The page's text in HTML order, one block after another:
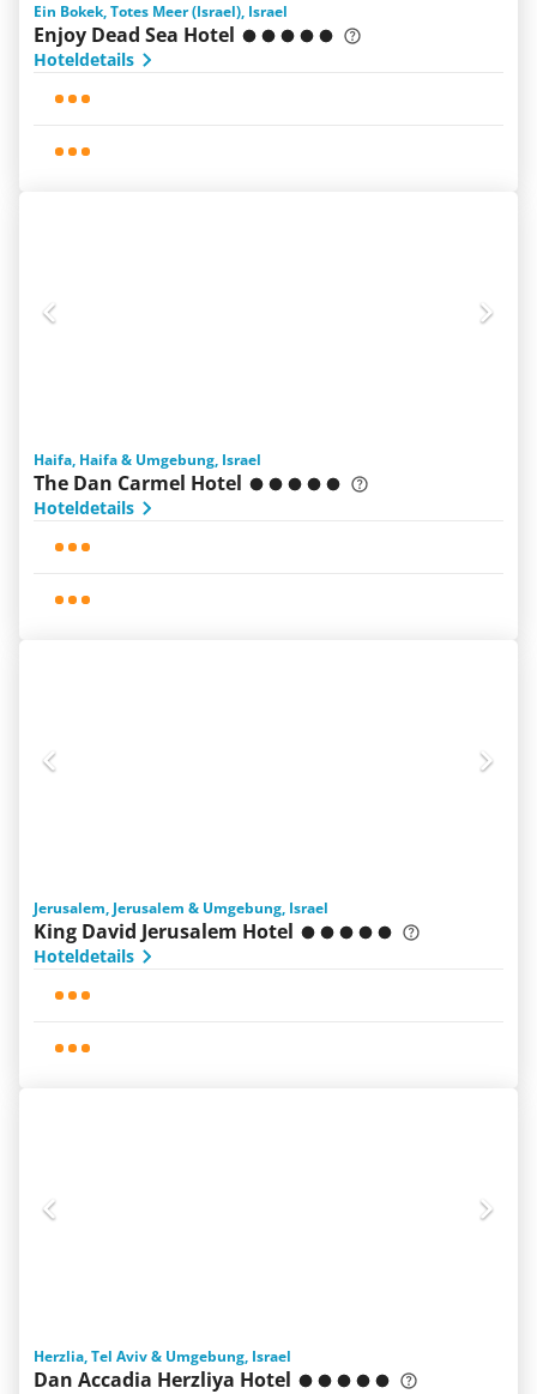
Ein Bokek, Totes Meer (Israel), Israel
Enjoy Dead Sea Hotel
Hoteldetails
Haifa, Haifa & Umgebung, Israel
The Dan Carmel Hotel
Hoteldetails
Jerusalem, Jerusalem & Umgebung, Israel
King David Jerusalem Hotel
Hoteldetails
Herzlia, Tel Aviv & Umgebung, Israel
Dan Accadia Herzliya Hotel